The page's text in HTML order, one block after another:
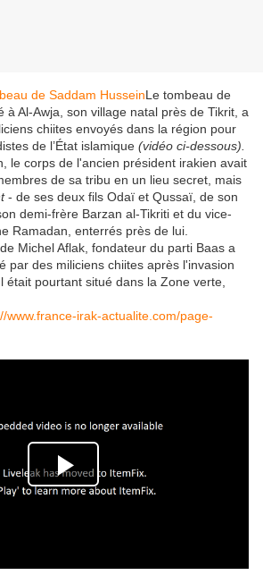
Le tombeau de
à Al-Awja, son village natal près de Tikrit, a
chiites envoyés dans la région pour
de l’État islamique (vidéo ci-dessous).
le corps de l'ancien président irakien avait
de sa tribu en un lieu secret, mais
- de ses deux fils Odaï et Qussaï, de son
demi-frère Barzan al-Tikriti et du vice-
Ramadan, enterrés près de lui.
Michel Aflak, fondateur du parti Baas a
par des miliciens chiites après l'invasion
était pourtant situé dans la Zone verte,
www.france-irak-actualite.com/page-